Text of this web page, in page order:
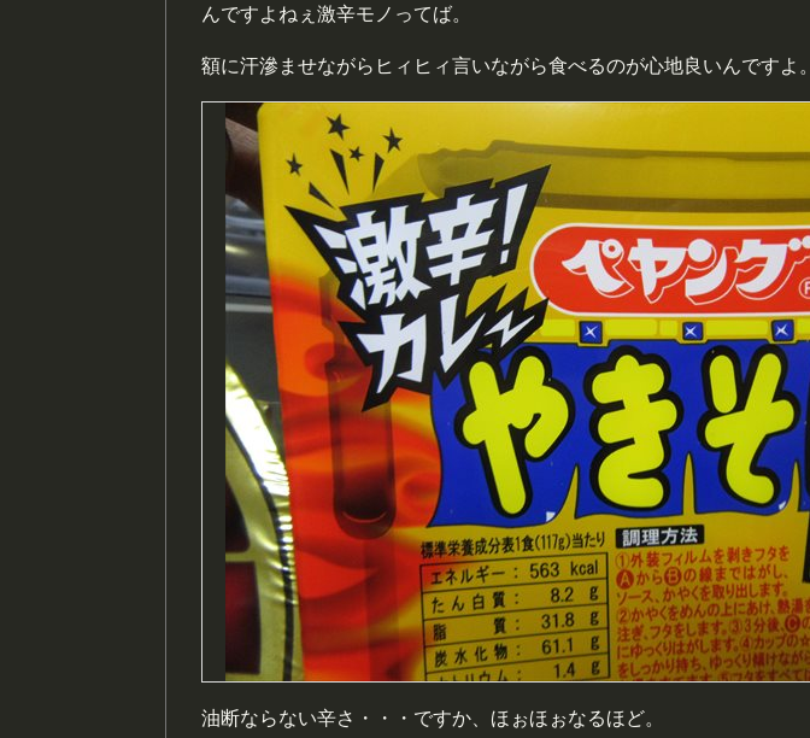
んですよねぇ激辛モノってば。
額に汗滲ませながらヒィヒィ言いながら食べるのが心地良いんですよ。
油断ならない辛さ・・・ですか、ほぉほぉなるほど。